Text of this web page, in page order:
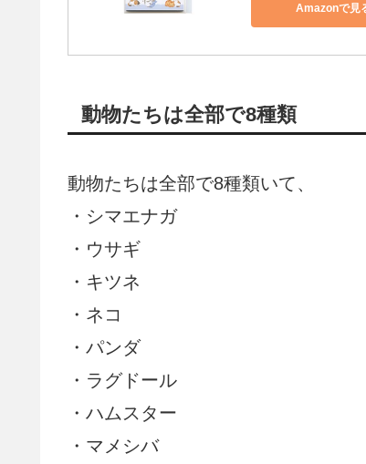
Amazonで見
動物たちは全部で8種類
動物たちは全部で8種類いて、
・シマエナガ
・ウサギ
・キツネ
・ネコ
・パンダ
・ラグドール
・ハムスター
・マメシバ